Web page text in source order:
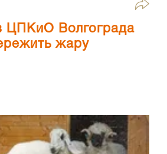
ЦПКиО Волгограда
жару